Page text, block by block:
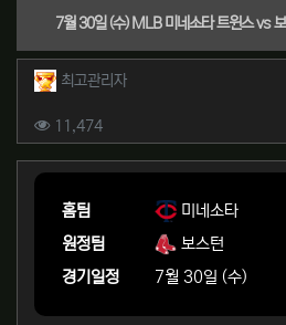
작성자 정보
최고관리자작성
컨텐츠 정보
11,474조회
본문
홈팀
미네소타
원정팀
보스턴
경기일정
7월 30일 (수)